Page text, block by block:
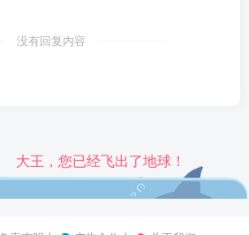
没有回复内容
大王，您已经飞出了地球！